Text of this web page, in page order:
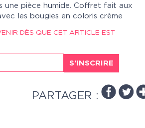
une pièce humide. Coffret fait aux
les bougies en coloris crème
DÈS QUE CET ARTICLE EST
S'INSCRIRE
PARTAGER :